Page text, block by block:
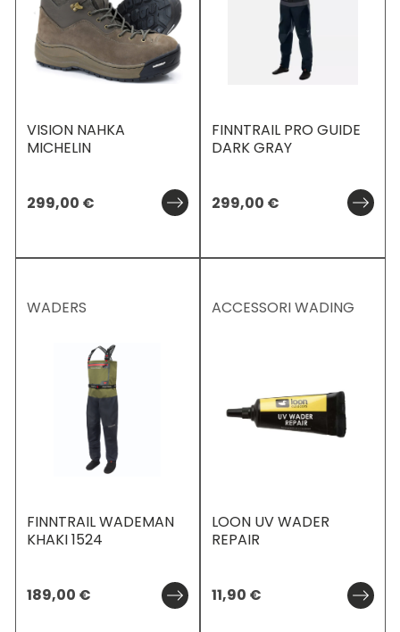
VISION NAHKA
MICHELIN
299,00 €
FINNTRAIL PRO GUIDE
DARK GRAY
299,00 €
WADERS
FINNTRAIL WADEMAN
KHAKI 1524
189,00 €
ACCESSORI WADING
LOON UV WADER
REPAIR
11,90 €